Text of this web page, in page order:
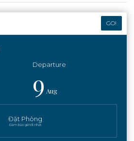
GO!
9 Aug
Đặt Phòng
Đảm bảo giá tốt nhất